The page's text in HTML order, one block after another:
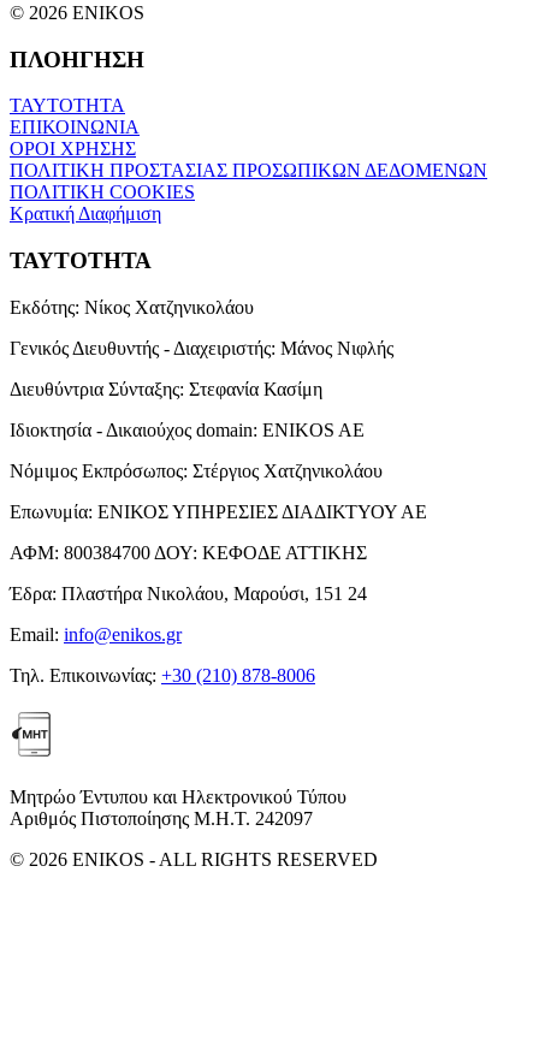
© 2026 ENIKOS
ΠΛΟΗΓΗΣΗ
ΤΑΥΤΟΤΗΤΑ
ΕΠΙΚΟΙΝΩΝΙΑ
ΟΡΟΙ ΧΡΗΣΗΣ
ΠΟΛΙΤΙΚΗ ΠΡΟΣΤΑΣΙΑΣ ΠΡΟΣΩΠΙΚΩΝ ΔΕΔΟΜΕΝΩΝ
ΠΟΛΙΤΙΚΗ COOKIES
Κρατική Διαφήμιση
ΤΑΥΤΟΤΗΤΑ
Εκδότης: Νίκος Χατζηνικολάου
Γενικός Διευθυντής - Διαχειριστής: Μάνος Νιφλής
Διευθύντρια Σύνταξης: Στεφανία Κασίμη
Ιδιοκτησία - Δικαιούχος domain: ENIKOS AE
Νόμιμος Εκπρόσωπος: Στέργιος Χατζηνικολάου
Επωνυμία: ΕΝΙΚΟΣ ΥΠΗΡΕΣΙΕΣ ΔΙΑΔΙΚΤΥΟΥ ΑΕ
ΑΦΜ: 800384700 ΔΟΥ: ΚΕΦΟΔΕ ΑΤΤΙΚΗΣ
Έδρα: Πλαστήρα Νικολάου, Μαρούσι, 151 24
Email: info@enikos.gr
Τηλ. Επικοινωνίας: +30 (210) 878-8006
Μητρώο Έντυπου και Ηλεκτρονικού Τύπου
Αριθμός Πιστοποίησης Μ.Η.Τ. 242097
© 2026 ENIKOS - ALL RIGHTS RESERVED